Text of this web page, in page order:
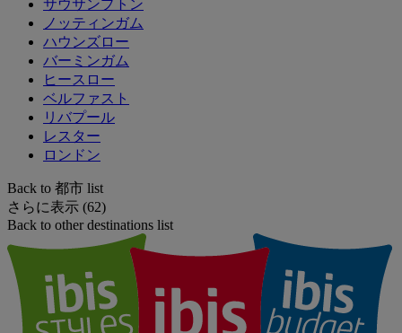
サウサンプトン
ノッティンガム
ハウンズロー
バーミンガム
ヒースロー
ベルファスト
リバプール
レスター
ロンドン
Back to 都市 list
さらに表示 (62)
Back to other destinations list